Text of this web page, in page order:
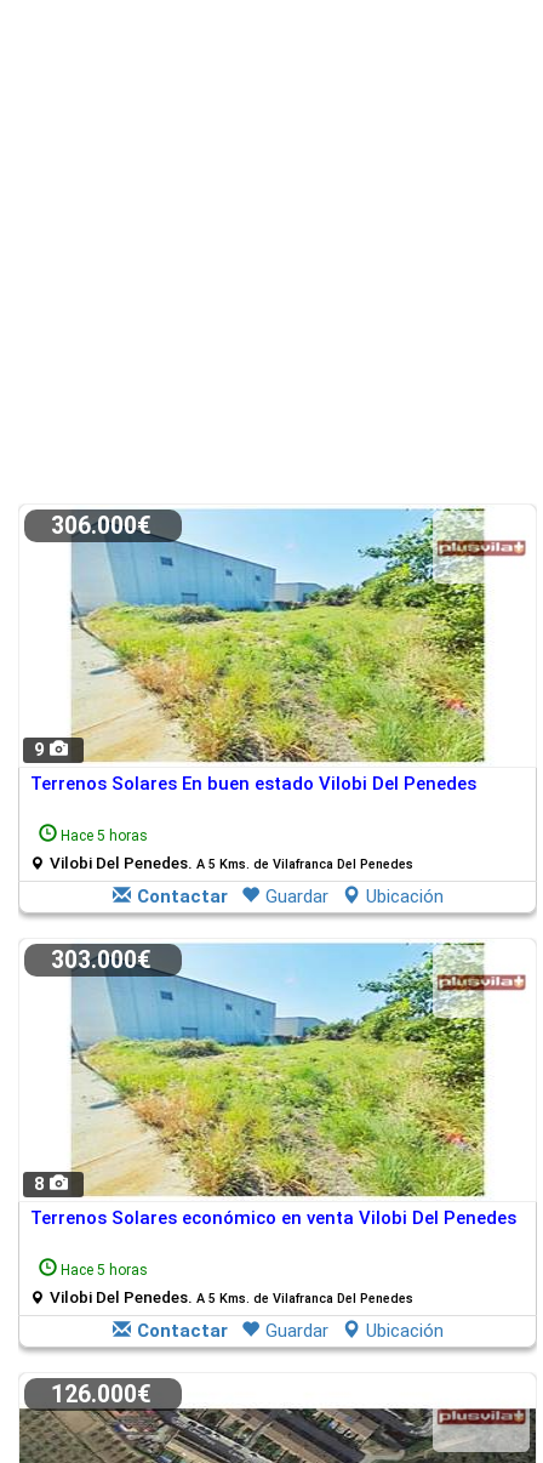
9
306.000€
Terrenos Solares En buen estado Vilobi Del Penedes
Hace 5 horas
Vilobi Del Penedes. A 5 Kms. de Vilafranca Del Penedes
Contactar Guardar Ubicación
8
303.000€
Terrenos Solares económico en venta Vilobi Del Penedes
Hace 5 horas
Vilobi Del Penedes. A 5 Kms. de Vilafranca Del Penedes
Contactar Guardar Ubicación
126.000€